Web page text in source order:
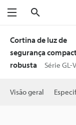
Menu
Cortina de luz de
segurança
robusta
Série GL-
Visão geral